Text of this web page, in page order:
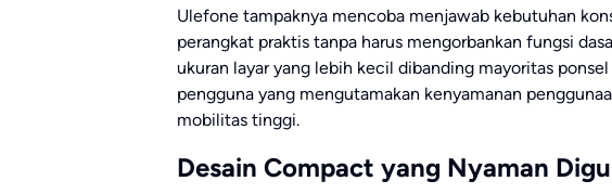
Ulefone tampaknya mencoba menjawab kebutuhan
perangkat praktis tanpa harus mengorbankan fungsi
ukuran layar yang lebih kecil dibanding mayoritas
pengguna yang mengutamakan kenyamanan
mobilitas tinggi.
Desain Compact yang Nyaman